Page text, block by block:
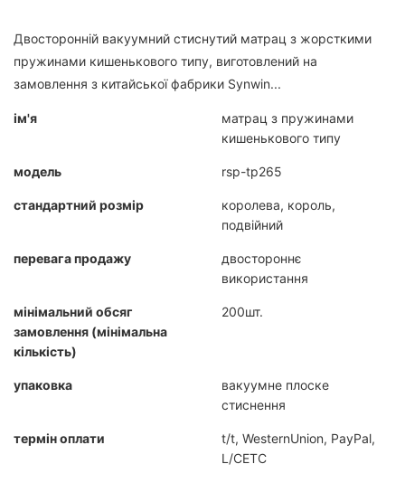
Двосторонній вакуумний стиснутий матрац з жорсткими
пружинами кишенькового типу, виготовлений на
замовлення з китайської фабрики Synwin...
ім'я
матрац з пружинами
кишенькового типу
модель rsp-tp265
стандартний розмір
королева, король,
подвійний
перевага продажу
двостороннє
використання
мінімальний обсяг
замовлення (мінімальна
кількість)
200шт.
упаковка
вакуумне плоске
стиснення
термін оплати
t/t, WesternUnion, PayPal,
L/CETC